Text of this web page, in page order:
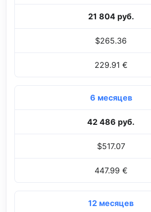
21 804 руб.
$265.36
229.91 €
6 месяцев
42 486 руб.
$517.07
447.99 €
12 месяцев